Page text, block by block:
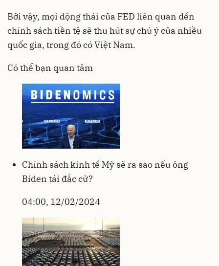
Bởi vậy, mọi động thái của FED liên quan đến
chính sách tiền tệ sẽ thu hút sự chú ý của nhiều
quốc gia, trong đó có Việt Nam.
Có thể bạn quan tâm
Chính sách kinh tế Mỹ sẽ ra sao nếu ông
Biden tái đắc cử?
04:00, 12/02/2024